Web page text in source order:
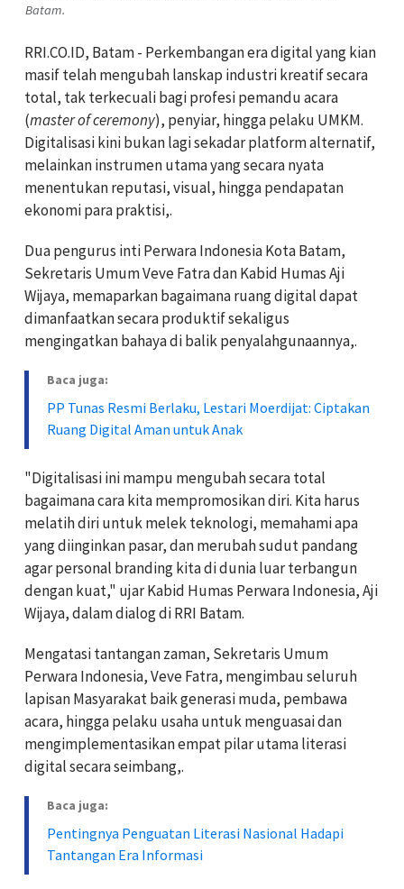
Batam.
RRI.CO.ID, Batam - Perkembangan era digital yang kian
masif telah mengubah lanskap industri kreatif secara
total, tak terkecuali bagi profesi pemandu acara
(master of ceremony), penyiar, hingga pelaku UMKM.
Digitalisasi kini bukan lagi sekadar platform alternatif,
melainkan instrumen utama yang secara nyata
menentukan reputasi, visual, hingga pendapatan
ekonomi para praktisi,.
Dua pengurus inti Perwara Indonesia Kota Batam,
Sekretaris Umum Veve Fatra dan Kabid Humas Aji
Wijaya, memaparkan bagaimana ruang digital dapat
dimanfaatkan secara produktif sekaligus
mengingatkan bahaya di balik penyalahgunaannya,.
Baca juga:
PP Tunas Resmi Berlaku, Lestari Moerdijat: Ciptakan
Ruang Digital Aman untuk Anak
"Digitalisasi ini mampu mengubah secara total
bagaimana cara kita mempromosikan diri. Kita harus
melatih diri untuk melek teknologi, memahami apa
yang diinginkan pasar, dan merubah sudut pandang
agar personal branding kita di dunia luar terbangun
dengan kuat," ujar Kabid Humas Perwara Indonesia, Aji
Wijaya, dalam dialog di RRI Batam.
Mengatasi tantangan zaman, Sekretaris Umum
Perwara Indonesia, Veve Fatra, mengimbau seluruh
lapisan Masyarakat baik generasi muda, pembawa
acara, hingga pelaku usaha untuk menguasai dan
mengimplementasikan empat pilar utama literasi
digital secara seimbang,.
Baca juga:
Pentingnya Penguatan Literasi Nasional Hadapi
Tantangan Era Informasi